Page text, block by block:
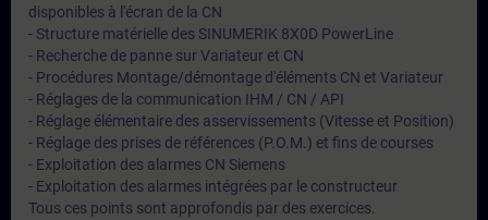
disponibles à l'écran de la CN
- Structure matérielle des SINUMERIK 8X0D PowerLine
- Recherche de panne sur Variateur et CN
- Procédures Montage/démontage d'éléments CN et Variateur
- Réglages de la communication IHM / CN / API
- Réglage élémentaire des asservissements (Vitesse et Position)
- Réglage des prises de références (P.O.M.) et fins de courses
- Exploitation des alarmes CN Siemens
- Exploitation des alarmes intégrées par le constructeur
Tous ces points sont approfondis par des exercices.